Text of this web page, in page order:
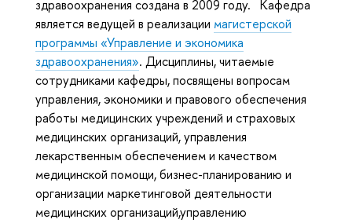
здравоохранения создана в 2009 году. Кафедра
является ведущей в реализации магистерской
программы «Управление и экономика
здравоохранения». Дисциплины, читаемые
сотрудниками кафедры, посвящены вопросам
управления, экономики и правового обеспечения
работы медицинских учреждений и страховых
медицинских организаций, управления
лекарственным обеспечением и качеством
медицинской помощи, бизнес-планированию и
организации маркетинговой деятельности
медицинских организаций,управлению